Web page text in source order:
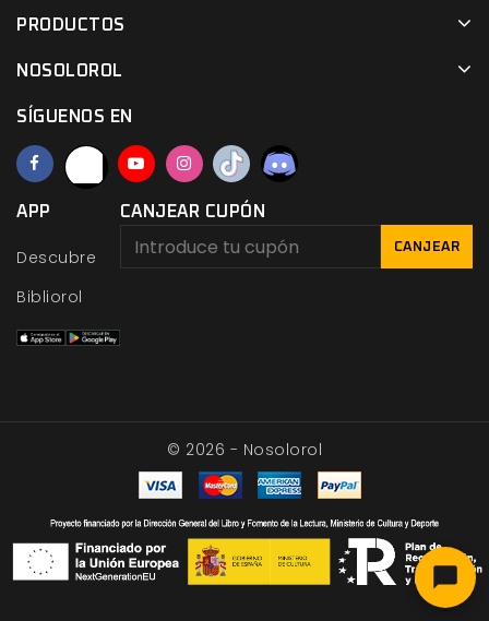
PRODUCTOS
NOSOLOROL
SÍGUENOS EN
APP
Descubre
Bibliorol
CANJEAR CUPÓN
CANJEAR
© 2026 - Nosolorol